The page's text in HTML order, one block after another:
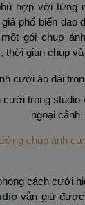
hợp với từng
phổ biến dao
gói chụp
thời gian chụp
cưới trong
ngoại cảnh
chụp ảnh
cách cưới
vẫn giữ